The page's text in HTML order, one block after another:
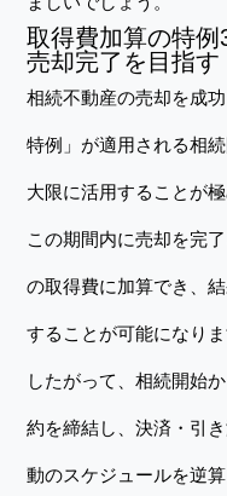
取得費加算の特
売却完了を目指す
相続不動産の売却を成
特例」が適用される相
大限に活用することが極
この期間内に売却を完
の取得費に加算でき、
することが可能になりま
したがって、相続開始
約を締結し、決済・引
動のスケジュールを逆